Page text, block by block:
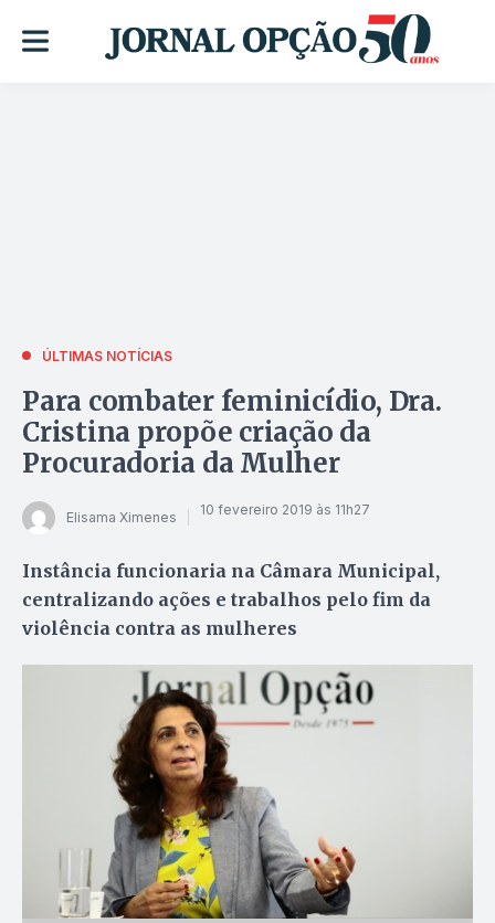
ÚLTIMAS NOTÍCIAS
Para combater feminicídio, Dra.
Cristina propõe criação da
Procuradoria da Mulher
Elisama Ximenes 10 fevereiro 2019 às 11h27
Instância funcionaria na Câmara Municipal,
centralizando ações e trabalhos pelo fim da
violência contra as mulheres